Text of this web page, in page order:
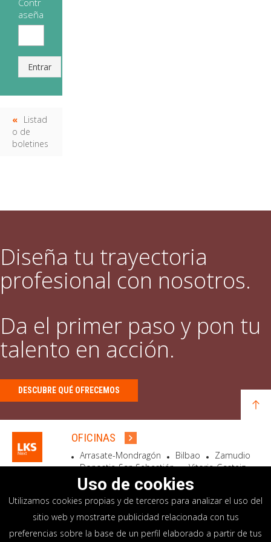
Contr
aseña
Entrar
Listad
o de
boletines
Diseña tu trayectoria
profesional con nosotros.
Da el primer paso y pon tu
talento en acción.
DESCUBRE QUÉ OFRECEMOS
OFICINAS
Arrasate-Mondragón Bilbao
Zamudio
Donostia-San Sebastián
Vitoria-Gasteiz
Madrid
El Astillero Bidart
SEDE SOCIAL
Goiru, 7 Arrasate-Mondragón
CP 20500 GIPUZKOA – SPAIN
Uso de cookies
Utilizamos cookies propias y de terceros para analizar el uso del
sitio web y mostrarte publicidad relacionada con tus
preferencias sobre la base de un perfil elaborado a partir de tus